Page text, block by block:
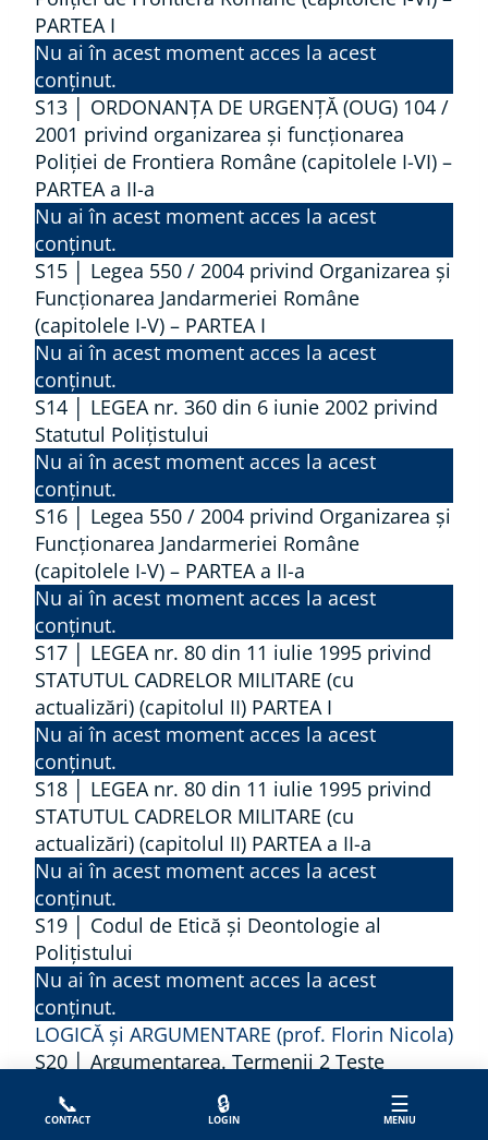
PARTEA I
Nu ai în acest moment acces la acest
conținut.
S13 │ ORDONANŢA DE URGENŢĂ (OUG) 104 /
2001 privind organizarea şi funcţionarea
Poliţiei de Frontiera Române (capitolele I-VI) –
PARTEA a II-a
Nu ai în acest moment acces la acest
conținut.
S15 │ Legea 550 / 2004 privind Organizarea și
Funcționarea Jandarmeriei Române
(capitolele I-V) – PARTEA I
Nu ai în acest moment acces la acest
conținut.
S14 │ LEGEA nr. 360 din 6 iunie 2002 privind
Statutul Polițistului
Nu ai în acest moment acces la acest
conținut.
S16 │ Legea 550 / 2004 privind Organizarea și
Funcționarea Jandarmeriei Române
(capitolele I-V) – PARTEA a II-a
Nu ai în acest moment acces la acest
conținut.
S17 │ LEGEA nr. 80 din 11 iulie 1995 privind
STATUTUL CADRELOR MILITARE (cu
actualizări) (capitolul II) PARTEA I
Nu ai în acest moment acces la acest
conținut.
S18 │ LEGEA nr. 80 din 11 iulie 1995 privind
STATUTUL CADRELOR MILITARE (cu
actualizări) (capitolul II) PARTEA a II-a
Nu ai în acest moment acces la acest
conținut.
S19 │ Codul de Etică și Deontologie al
Polițistului
Nu ai în acest moment acces la acest
conținut.
LOGICĂ și ARGUMENTARE (prof. Florin Nicola)
S20 │ Argumentarea. Termenii 2 Teste
Nu ai în acest moment acces la acest
conținut.
📞
CONTACT
🔒
LOGIN
☰
MENIU